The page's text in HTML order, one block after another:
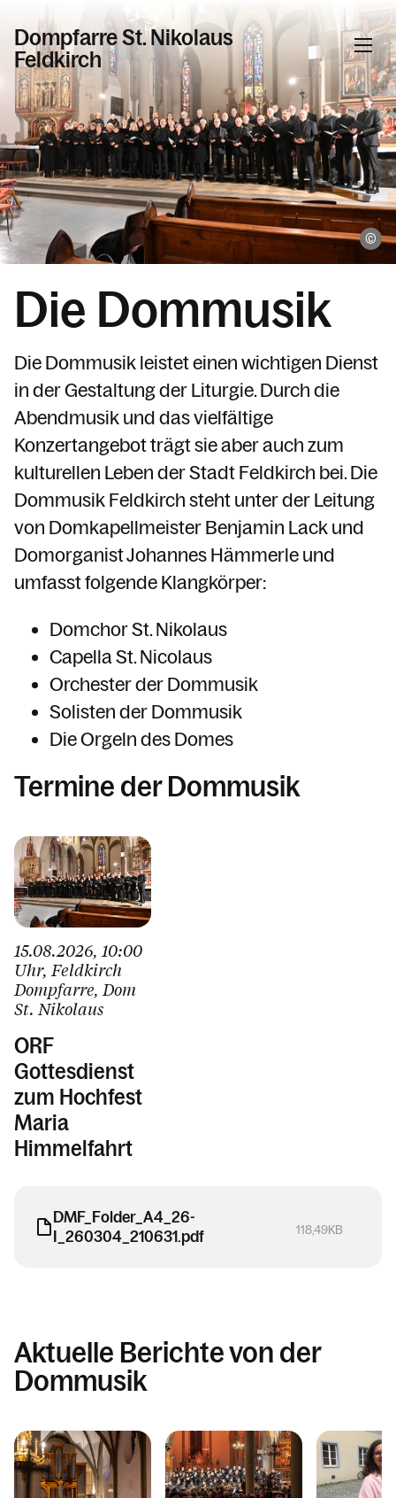
Dompfarre St. Nikolaus
Feldkirch
Informationen
Aktuelles & News
Sakramente
Kinder & Familie
Tod & Trauer
Kirchen - Kapellen - Räume
Pfarrblatt
Dommusik
Pfarrers Seite
Spiritualität
Kalender
Personen
Kontakt
Die Dommusik
Die Dommusik leistet einen wichtigen Dienst
in der Gestaltung der Liturgie.Durch die
Abendmusik und das vielfältige
Konzertangebot trägt sie aber auch zum
kulturellen Leben der Stadt Feldkirch bei.Die
Dommusik Feldkirch steht unter der Leitung
von Domkapellmeister Benjamin Lack und
Domorganist Johannes Hämmerle und
umfasst folgende Klangkörper:
Domchor St. Nikolaus
Capella St. Nicolaus
Orchester der Dommusik
Solisten der Dommusik
Die Orgeln des Domes
Termine der Dommusik
15.08.2026, 10:00
Uhr, Feldkirch
Dompfarre, Dom
St. Nikolaus
ORF
Gottesdienst
zum Hochfest
Maria
Himmelfahrt
DMF_Folder_A4_26-
I_260304_210631.pdf
118,49KB
Aktuelle Berichte von der
Dommusik